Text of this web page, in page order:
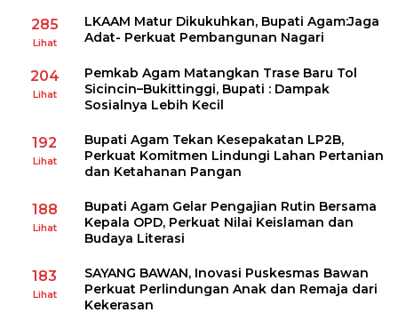
285
Lihat
LKAAM Matur Dikukuhkan, Bupati Agam:Jaga
Adat- Perkuat Pembangunan Nagari
204
Lihat
Pemkab Agam Matangkan Trase Baru Tol
Sicincin–Bukittinggi, Bupati : Dampak
Sosialnya Lebih Kecil
192
Lihat
Bupati Agam Tekan Kesepakatan LP2B,
Perkuat Komitmen Lindungi Lahan Pertanian
dan Ketahanan Pangan
188
Lihat
Bupati Agam Gelar Pengajian Rutin Bersama
Kepala OPD, Perkuat Nilai Keislaman dan
Budaya Literasi
183
Lihat
SAYANG BAWAN, Inovasi Puskesmas Bawan
Perkuat Perlindungan Anak dan Remaja dari
Kekerasan